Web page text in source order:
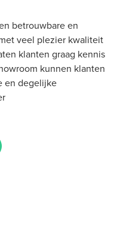
betrouwbare en
veel plezier kwaliteit
klanten graag kennis
kunnen klanten
en degelijke